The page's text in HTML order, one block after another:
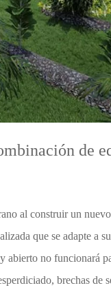
de
al construir un
que se adapte a
abierto no funcionará
brechas de